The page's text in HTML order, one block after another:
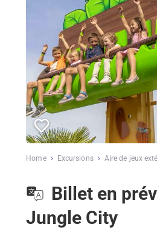
Home Excursions Aire de jeux
Billet en
Jungle City